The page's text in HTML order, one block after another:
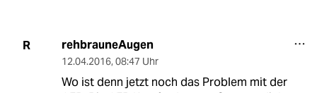
R rehbrauneAugen
12.04.2016, 08:47 Uhr
Wo ist denn jetzt noch das Problem mit der